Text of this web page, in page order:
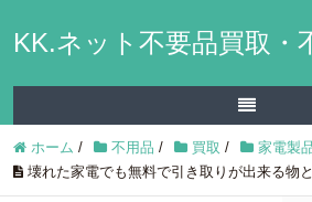
KK.ネット不要品買取・
ホーム / 不用品 / 買取 / 家電製
壊れた家電でも無料で引き取りが出来る物